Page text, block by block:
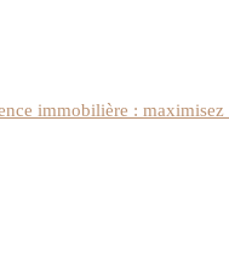
immobilière :